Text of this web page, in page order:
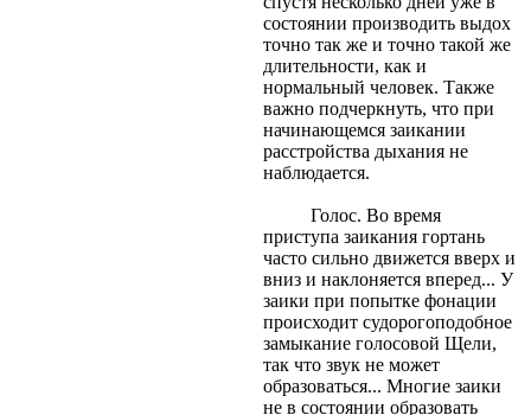
состоянии производить выдох
точно так же и точно такой же
длительности, как и
нормальный человек. Также
важно подчеркнуть, что при
начинающемся заикании
расстройства дыхания не
наблюдается.
Голос. Во время
приступа заикания гортань
часто сильно движется вверх и
вниз и наклоняется вперед... У
заики при попытке фонации
происходит судорогоподобное
замыкание голосовой Щели,
так что звук не может
образоваться... Многие заики
не в состоянии образовать